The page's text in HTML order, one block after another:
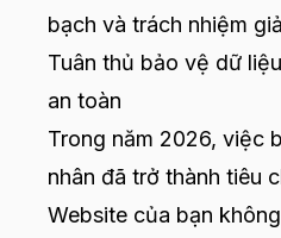
bạch và trách nhiệm
Tuân thủ bảo vệ dữ
an toàn
Trong năm 2026, việc
nhân đã trở thành tiêu
Website của bạn